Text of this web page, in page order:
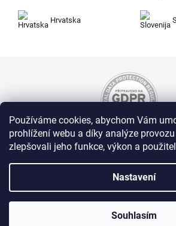
Používáme cookies, abychom Vám
prohlížení webu a díky analýze
zlepšovali jeho funkce, výkon a
Nastavení
Souhlasím
Hrvatska
Nakupujte na Zuty
prohlížečem a serverem
Zuty, Westlogic s.r.o., Olomoucká 267/